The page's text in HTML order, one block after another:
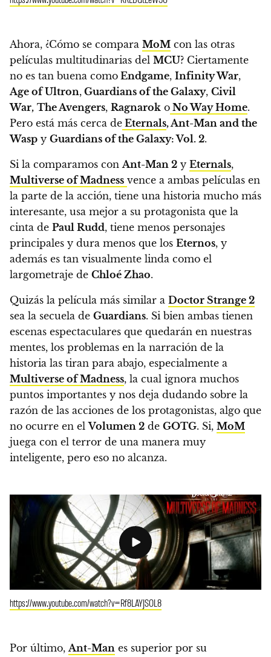
Ahora, ¿Cómo se compara MoM con las otras
películas multitudinarias del MCU? Ciertamente
no es tan buena como Endgame, Infinity War,
Age of Ultron, Guardians of the Galaxy, Civil
War, The Avengers, Ragnarok o No Way Home.
Pero está más cerca de Eternals,Ant-Man and the
Wasp y Guardians of the Galaxy: Vol. 2.
Si la comparamos conAnt-Man 2 y Eternals,
Multiverse of Madness vence a ambas películas en
la parte de la acción, tiene una historia mucho más
interesante, usa mejor a su protagonista que la
cinta de Paul Rudd, tiene menos personajes
principales y dura menos que los Eternos, y
además es tan visualmente linda como el
largometraje de Chloé Zhao.
Quizás la película más similar a Doctor Strange 2
sea la secuela de Guardians. Si bien ambas tienen
escenas espectaculares que quedarán en nuestras
mentes, los problemas en la narración de la
historia las tiran para abajo, especialmente a
Multiverse of Madness, la cual ignora muchos
puntos importantes y nos deja dudando sobre la
razón de las acciones de los protagonistas, algo que
no ocurre en elVolumen 2 de GOTG. Si, MoM
juega con el terror de una manera muy
inteligente, pero eso no alcanza.
https://www.youtube.com/watch?v=Rf8LAYJSOL8
Por último,Ant-Man es superior por su